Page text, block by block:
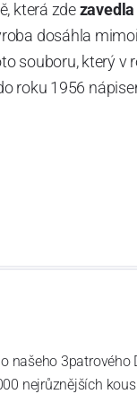
která zde
dosáhla
souboru, který v
roku 1956
našeho 3patrového
nejrůznějších